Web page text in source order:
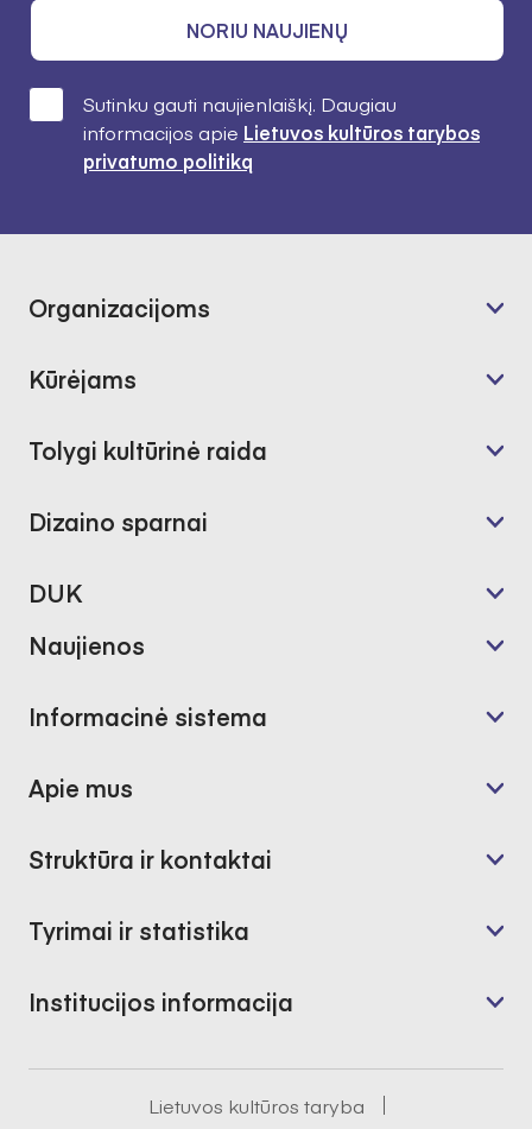
NORIU NAUJIENŲ
Sutinku gauti naujienlaiškį. Daugiau
informacijos apie Lietuvos kultūros tarybos
privatumo politiką
Organizacijoms
Kūrėjams
Tolygi kultūrinė raida
Dizaino sparnai
DUK
Naujienos
Informacinė sistema
Apie mus
Struktūra ir kontaktai
Tyrimai ir statistika
Institucijos informacija
Lietuvos kultūros taryba